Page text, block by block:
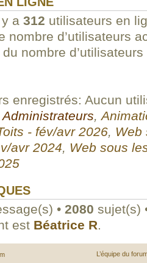
a 312 utilisateurs en
nombre d’utilisateurs
nombre
enregistrés: Aucun
Administrateurs,
- fév/avr 2026, Web
avr 2024, Web sous
• 2080 sujet(s)
est Béatrice R.
L’équipe du